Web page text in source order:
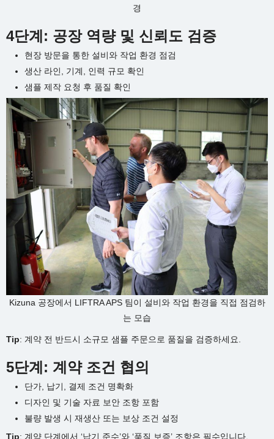
경
4단계: 공장 역량 및 신뢰도 검증
현장 방문을 통한 설비와 작업 환경 점검
생산 라인, 기계, 인력 규모 확인
샘플 제작 요청 후 품질 확인
Kizuna 공장에서 LIFTRA APS 팀이 설비와 작업 환경을 직접 점검하
는 모습
Tip: 계약 전 반드시 소규모 샘플 주문으로 품질을 검증하세요.
5단계: 계약 조건 협의
단가, 납기, 결제 조건 명확화
디자인 및 기술 자료 보안 조항 포함
불량 발생 시 재생산 또는 보상 조건 설정
Tip: 계약 단계에서 ‘납기 준수’와 ‘품질 보증’ 조항은 필수입니다.